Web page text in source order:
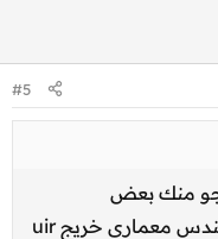
#5
منك بعض
التوضيحات بخصوص الفرق بين مهندس معماري خريج uir